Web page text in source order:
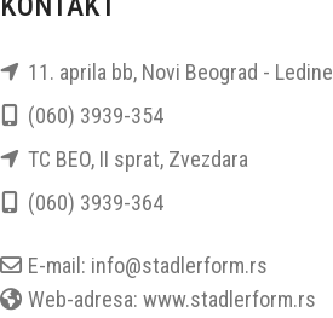
11. aprila bb, Novi Beograd - Ledine
(060) 3939-354
TC BEO, II sprat, Zvezdara
(060) 3939-364
E-mail: info@stadlerform.rs
Web-adresa: www.stadlerform.rs